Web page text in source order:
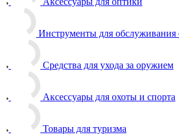
Инструменты для обслуживания
Средства для ухода за оружием
Аксессуары для охоты и спорта
Товары для туризма